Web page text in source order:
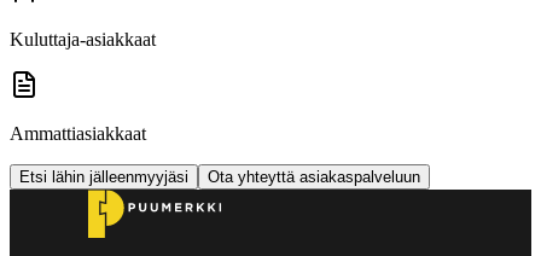
Kuluttaja-asiakkaat
Ammattiasiakkaat
Etsi lähin jälleenmyyjäsi Ota yhteyttä asiakaspalveluun